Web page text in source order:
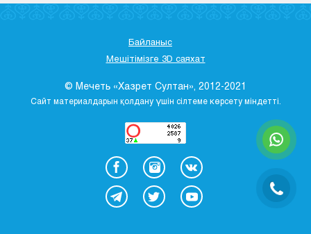
Байланыс
Мешітімізге 3D саяхат
© Мечеть «Хазрет Султан», 2012-2021
Сайт материалдарын қолдану үшін сілтеме көрсету міндетті.